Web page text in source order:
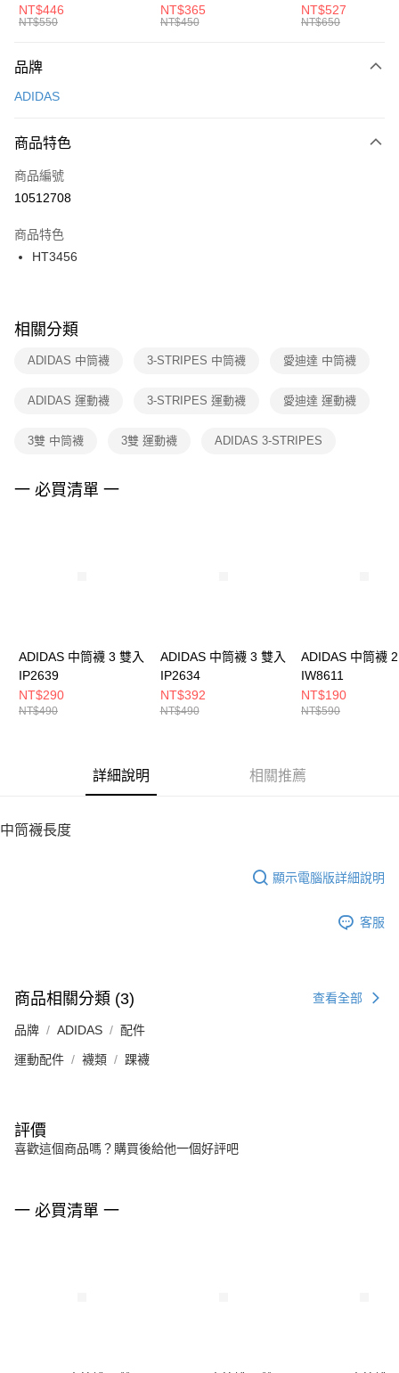
元大商業銀行
台灣樂天信用卡公司
AFTEE先享後付
【關於「AFTEE先享後付」】
便利好安心！
３．安心：先確認商品／服務後，再付款。
【「AFTEE先享後付」結帳流程】
１．於結帳方式選擇「AFTEE先享後付」後，將跳轉至「AFTEE先享後付」
２．訂單成立數日內，您將收到繳費通知簡訊。
３．收到繳費通知簡訊後14天內，點擊此簡訊中的連結，可透過四大超商／
ATM／網路銀行／等多元方式進行付款，方視為交易完成。
※ 交易是否成功請以「AFTEE先享後付 」之結帳頁面顯示為準，若有關於
是否繳費成功／繳費後需取消欲退款等相關疑問，請聯繫「AFTEE先享後付
客戶支援中心」https://netprotections.freshdesk.com/support/home
１．透過由恩沛科技股份有限公司提供之「AFTEE先享後付」服務完成之交
權轉讓予恩沛科技股份有限公司。
３．未成年的使用者請事先徵得法定代理人或監護人之同意方可使用
「AFTEE先享後付」，若未經同意申辦者引起之損失，本公司不負相關責
運送方式
每筆NT$100，滿NT$1,500(含以上)免運費
宅配
每筆NT$100，滿NT$1,500(含以上)免運費
付款後門市自取
每筆NT$100，滿NT$1,500(含以上)免運費
中統襪 FZ3393100
NT$446
NT$550
EMBRDY 男女 短統襪
FZ3073133
NT$365
NT$450
BA5871010
NT$527
NT$650
品牌
ADIDAS
商品特色
商品編號
10512708
商品特色
HT3456
相關分類
ADIDAS 中筒襪 3-STRIPES 中筒襪 愛迪達 中筒襪
ADIDAS 運動襪 3-STRIPES 運動襪 愛迪達 運動襪
3雙 中筒襪 3雙 運動襪 ADIDAS 3-STRIPES
一 必買清單 一
ADIDAS 中筒襪 3 雙入
IP2639
NT$290
NT$490
ADIDAS 中筒襪 3 雙入
IP2634
NT$392
NT$490
ADIDAS 中筒襪
IW8611
NT$190
NT$590
詳細說明 相關推薦
中筒襪長度
顯示電腦版詳細說明
客服
商品相關分類 (3) 查看全部
品牌 ADIDAS 配件
運動配件 襪類 踝襪
評價
喜歡這個商品嗎？購買後給他一個好評吧
一 必買清單 一